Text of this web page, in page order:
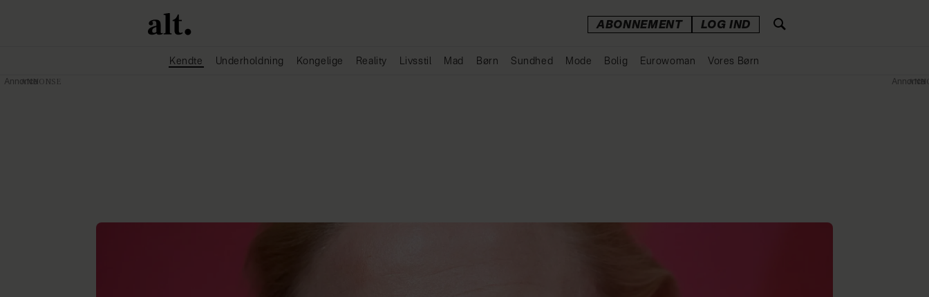
ABONNEMENT LOG IND
Kendte Underholdning Kongelige Reality Livsstil Mad Børn Sundhed Mode Bolig Eurowoman Vores Børn
Annonce Annonce